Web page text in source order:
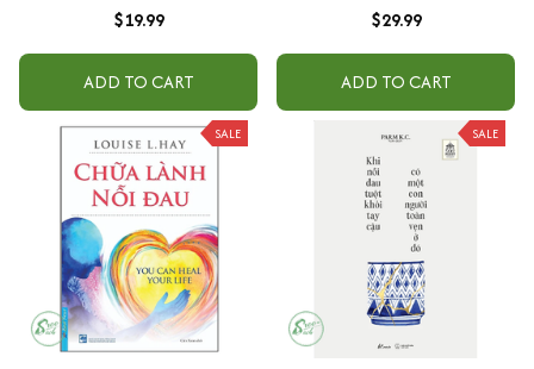
Đau
$19.99
ADD TO CART
$29.99
ADD TO CART
SALE SALE